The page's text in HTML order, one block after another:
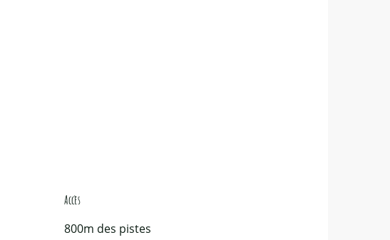
Accès
Accès
800m des pistes